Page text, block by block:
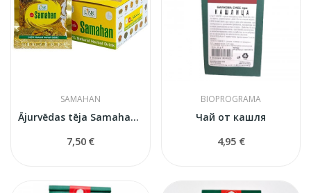
SAMAHAN
Ājurvēdas tēja Samahan Natural, 10 paciņas
7,50 €
BIOPROGRAMA
Чай от кашля
4,95 €